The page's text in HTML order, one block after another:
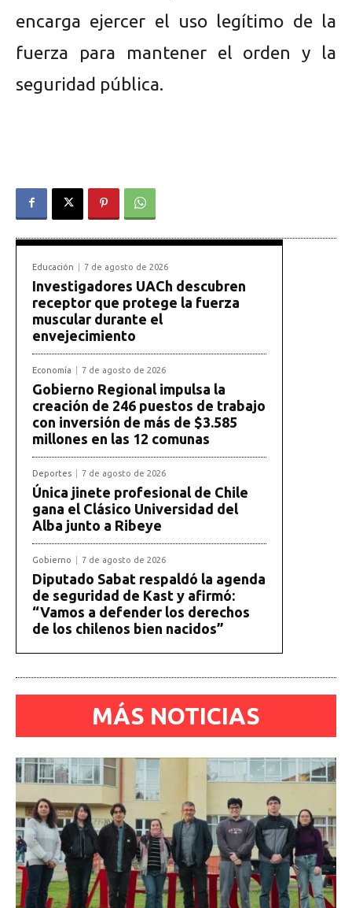
encarga ejercer el uso legítimo de la
fuerza para mantener el orden y la
seguridad pública.
Educación 7 de agosto de 2026
Investigadores UACh descubren
receptor que protege la fuerza
muscular durante el
envejecimiento
Economía 7 de agosto de 2026
Gobierno Regional impulsa la
creación de 246 puestos de trabajo
con inversión de más de $3.585
millones en las 12 comunas
Deportes 7 de agosto de 2026
Única jinete profesional de Chile
gana el Clásico Universidad del
Alba junto a Ribeye
Gobierno 7 de agosto de 2026
Diputado Sabat respaldó la agenda
de seguridad de Kast y afirmó:
“Vamos a defender los derechos
de los chilenos bien nacidos”
MÁS NOTICIAS